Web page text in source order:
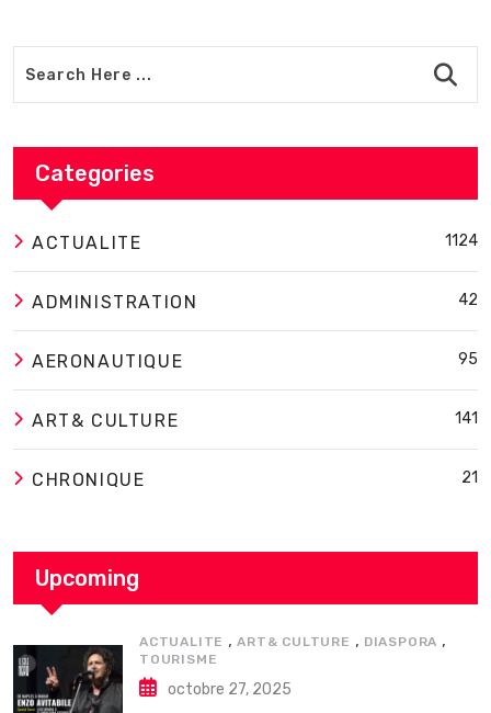
Categories
ACTUALITE 1124
ADMINISTRATION 42
AERONAUTIQUE 95
ART& CULTURE 141
CHRONIQUE 21
Upcoming
ACTUALITE ,ART& CULTURE , DIASPORA ,
TOURISME
octobre 27, 2025